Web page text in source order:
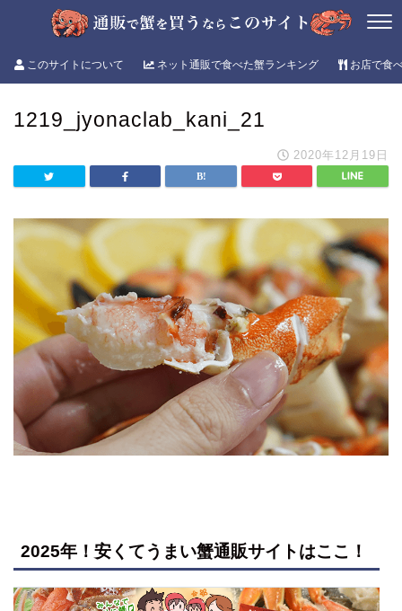
このサイトについて ネット通販で食べた蟹ランキング お店で食
1219_jyonaclab_kani_21
2020年12月19日
2025年！安くてうまい蟹通販サイトはここ！